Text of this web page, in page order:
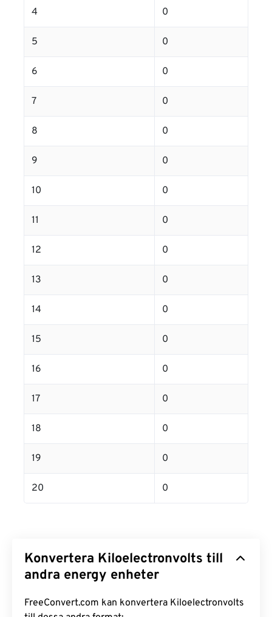
4 0
5 0
6 0
7 0
8 0
9 0
10 0
11 0
12 0
13 0
14 0
15 0
16 0
17 0
18 0
19 0
20 0
Konvertera Kiloelectronvolts till
andra energy enheter
FreeConvert.com kan konvertera Kiloelectronvolts